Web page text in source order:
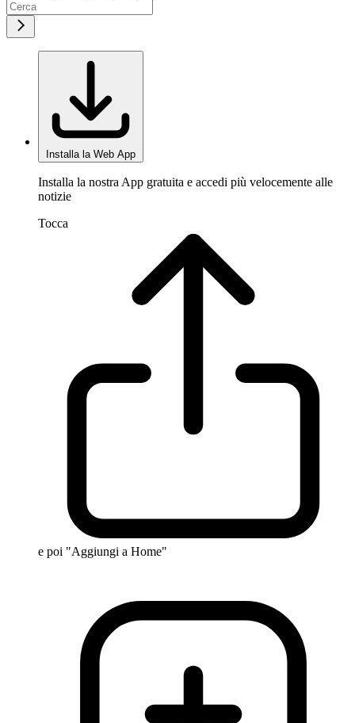
Installa la Web App
Installa la nostra App gratuita e accedi più velocemente alle
notizie
Tocca
e poi "Aggiungi a Home"